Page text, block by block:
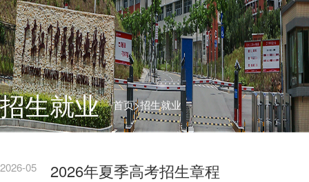
招生就业 首页>招生就业
2026-05 2026年夏季高考招生章程